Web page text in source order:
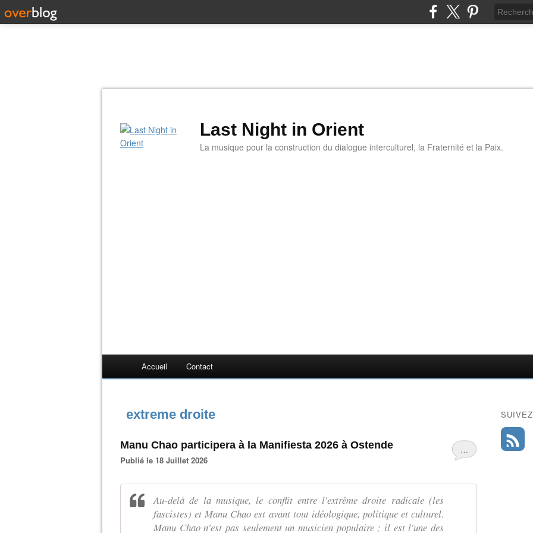
Last Night in Orient
La musique pour la construction du dialogue interculturel, la Fraternité et la Paix.
Accueil Contact
extreme droite
…
Manu Chao participera à la Manifiesta 2026 à Ostende
Publié le 18 Juillet 2026
Au-delà de la musique, le conflit entre l'extrême droite radicale (les
fascistes) et Manu Chao est avant tout idéologique, politique et culturel.
Manu Chao n'est pas seulement un musicien populaire ; il est l'une des